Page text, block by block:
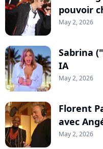
pouvoir
May 2, 2026
Sabrina
IA
May 2, 2026
Florent
avec
May 2, 2026